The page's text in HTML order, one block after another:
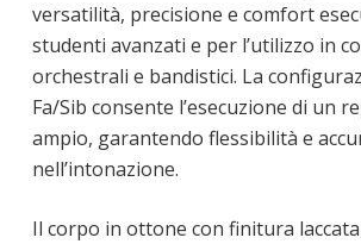
versatilità, precisione e comfort
studenti avanzati e per l’utilizzo in
orchestrali e bandistici. La
Fa/Sib consente l’esecuzione di un
ampio, garantendo flessibilità e
nell’intonazione.
Il corpo in ottone con finitura